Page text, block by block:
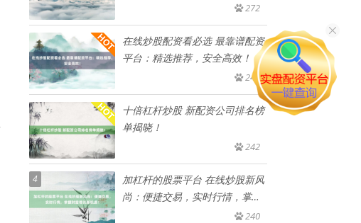
272
在线炒股配资看必选 最靠谱配资
平台：精选推荐，安全高效！
244
十倍杠杆炒股 新配资公司排名榜
单揭晓！
242
4
加杠杆的股票平台 在线炒股新风
尚：便捷交易，实时行情，掌握
240